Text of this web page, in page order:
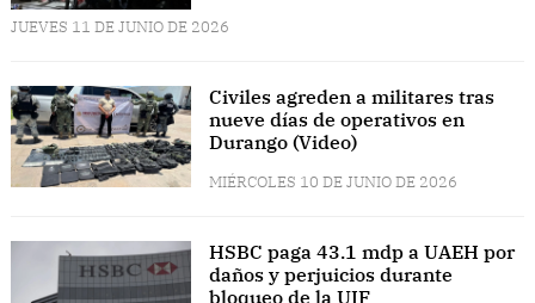
JUEVES 11 DE JUNIO DE 2026
Civiles agreden a militares tras
nueve días de operativos en
Durango (Video)
MIÉRCOLES 10 DE JUNIO DE 2026
HSBC paga 43.1 mdp a UAEH por
daños y perjuicios durante
bloqueo de la UIF